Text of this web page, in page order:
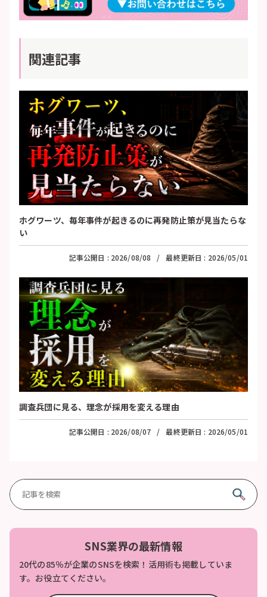
関連記事
ホグワーツ、毎年事件が起きるのに再発防止策が見当たらな
い
記事公開日 : 2026/08/08 最終更新日 : 2026/05/01
調査兵団に見る、理念が採用を変える理由
記事公開日 : 2026/08/07 最終更新日 : 2026/05/01
SNS業界の最新情報
20代の85％が企業のSNSを検索！活用術も掲載していま
す。お役立てください。